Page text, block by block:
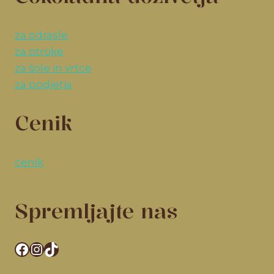
za odrasle
za otroke
za šole in vrtce
za podjetja
Cenik
cenik
Spremljajte nas
Facebook
Instagram
TikTok